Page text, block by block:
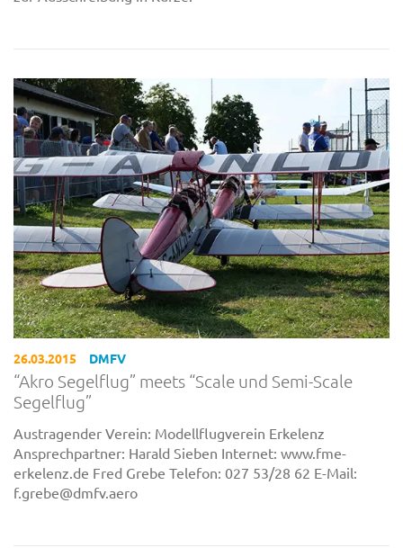
26.03.2015 DMFV
“Akro Segelflug” meets “Scale und Semi-Scale
Segelflug”
Austragender Verein: Modellflugverein Erkelenz
Ansprechpartner: Harald Sieben Internet: www.fme-
erkelenz.de Fred Grebe Telefon: 027 53/28 62 E-Mail:
f.grebe@dmfv.aero